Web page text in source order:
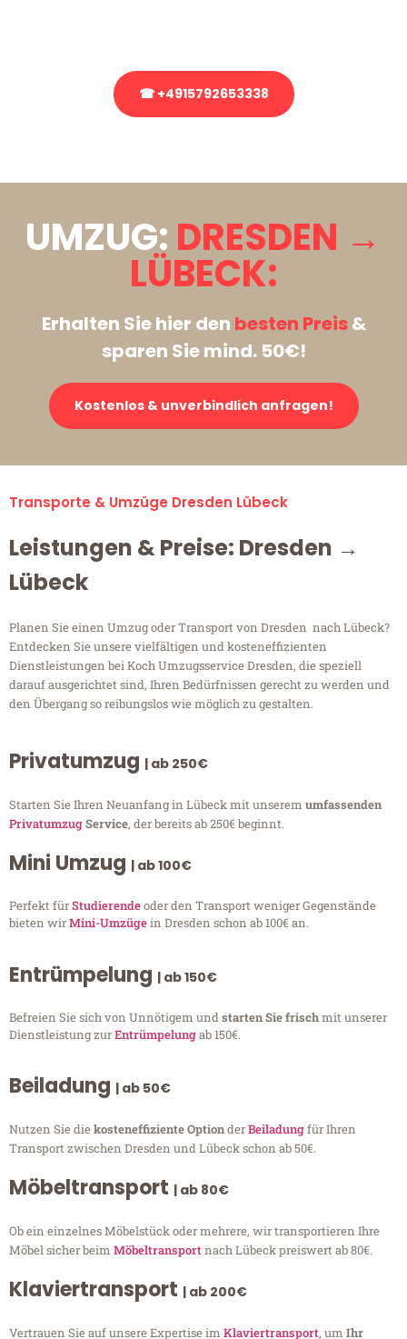
☎ +4915792653338
UMZUG: DRESDEN →
LÜBECK:
Erhalten Sie hier den besten Preis&
sparen Sie mind. 50€!
Kostenlos & unverbindlich anfragen!
Transporte & Umzüge Dresden Lübeck
Leistungen & Preise: Dresden →
Lübeck
Planen Sie einen Umzug oder Transport von Dresden nach Lübeck?
Entdecken Sie unsere vielfältigen und kosteneffizienten
Dienstleistungen bei Koch Umzugsservice Dresden, die speziell
darauf ausgerichtet sind, Ihren Bedürfnissen gerecht zu werden und
den Übergang so reibungslos wie möglich zu gestalten.
Privatumzug | ab 250€
Starten Sie Ihren Neuanfang in Lübeck mit unserem umfassenden
PrivatumzugService, der bereits ab 250€ beginnt.
Mini Umzug | ab 100€
Perfekt fürStudierendeoder den Transport weniger Gegenstände
bieten wirMini-Umzügein Dresden schon ab 100€ an.
Entrümpelung | ab 150€
Befreien Sie sich von Unnötigem undstarten Sie frischmit unserer
Dienstleistung zurEntrümpelungab 150€.
Beiladung | ab 50€
Nutzen Sie diekosteneffiziente OptionderBeiladungfür Ihren
Transport zwischen Dresden und Lübeck schon ab 50€.
Möbeltransport | ab 80€
Ob ein einzelnes Möbelstück oder mehrere, wir transportieren Ihre
Möbel sicher beim Möbeltransportnach Lübeck preiswert ab 80€.
Klaviertransport | ab 200€
Vertrauen Sie auf unsere Expertise im Klaviertransport, um Ihr